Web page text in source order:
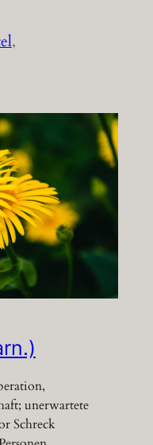
unerwartete
Schreck